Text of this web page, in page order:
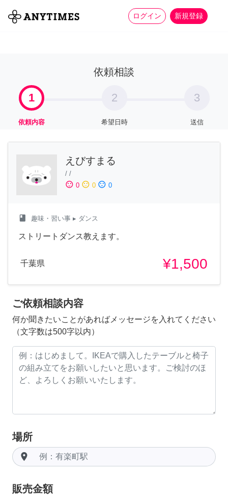
ログイン 新規登録
全て 家事 more_horiz
依頼相談
1
依頼内容
2
希望日時
3
送信
えびすまる
/ /
sentiment_satisfied 0 sentiment_neutral 0 sentiment_dissatisfied 0
class 趣味・習い事 ▸ ダンス
ストリートダンス教えます。
千葉県 ¥1,500
ご依頼相談内容
何か聞きたいことがあればメッセージを入れてください
（文字数は500字以内）
場所
room
販売金額